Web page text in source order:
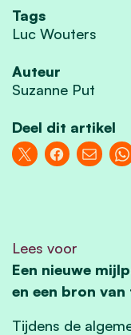
Tags
Luc Wouters
Auteur
Suzanne Put
Deel dit artikel
Lees voor
Een nieuwe
en een bron
Tijdens de